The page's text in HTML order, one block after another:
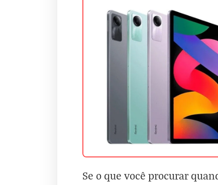
Se o que você procurar